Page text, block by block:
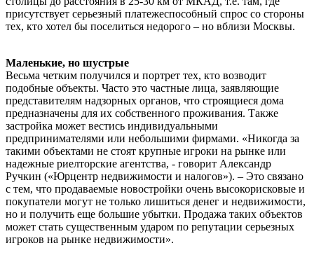
присутствует серьезный платежеспособный спрос со стороны
тех, кто хотел бы поселиться недорого – но вблизи Москвы.
Маленькие, но шустрые
Весьма четким получился и портрет тех, кто возводит
подобные объекты. Часто это частные лица, заявляющие
представителям надзорных органов, что строящиеся дома
предназначены для их собственного проживания. Также
застройка может вестись индивидуальными
предпринимателями или небольшими фирмами. «Никогда за
такими объектами не стоят крупные игроки на рынке или
надежные риелторские агентства, - говорит Александр
Ручкин («Юрцентр недвижимости и налогов»). – Это связано
с тем, что продаваемые новостройки очень высокорисковые и
покупатели могут не только лишиться денег и недвижимости,
но и получить еще большие убытки. Продажа таких объектов
может стать существенным ударом по репутации серьезных
игроков на рынке недвижимости».